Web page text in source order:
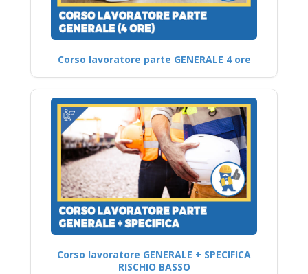
Corso lavoratore parte GENERALE 4 ore
Corso lavoratore GENERALE + SPECIFICA
RISCHIO BASSO